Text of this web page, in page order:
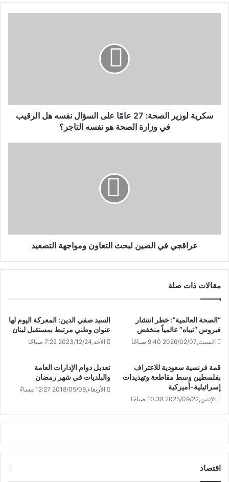
سكرية لوزير الصحة: 27 عامًا على السؤال نفسه هل الرقيب
في وزارة الصحة هو نفسه التاجر؟
عراقجي في الصين لبحث التعاون ومواجهة التصعيد
مقالات ذات صلة
“الصحة العالمية”: خطر انتشار
فيروس “نيباه” عالمياً منخفض
السبت,2026/02/07 9:40 صباحًا
السيد صفي الدين: المعركة اليوم لها
عنوان وطني مرتبط بمستقبل لبنان
الأحد,2023/12/24 7:22 صباحًا
قمة فرنسية سعودية للاعتراف
بفلسطين وسط مقاطعة وتهديدات
إسرائيلية-أميركية
الإثنين,2025/09/22 10:38 صباحًا
تعديل دوام الإدارات العامة
والبلديات في شهر رمضان
الأربعاء,2018/05/09 12:27 مساءً
اقتصاد